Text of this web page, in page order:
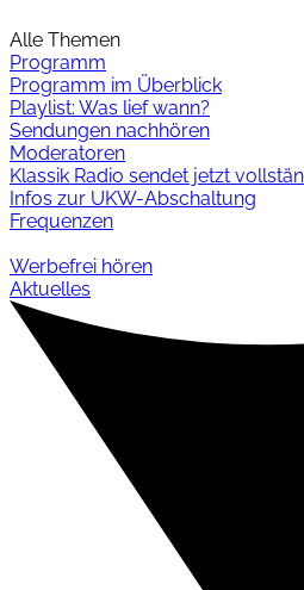
Alle Themen
Programm
Programm im Überblick
Playlist: Was lief wann?
Sendungen nachhören
Moderatoren
Klassik Radio sendet jetzt
Infos zur UKW-Abschaltung
Frequenzen
Werbefrei hören
Aktuelles